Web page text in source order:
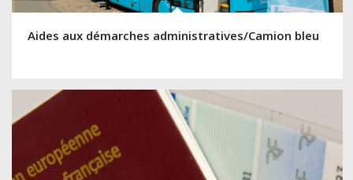
Aides aux démarches administratives/Camion bleu